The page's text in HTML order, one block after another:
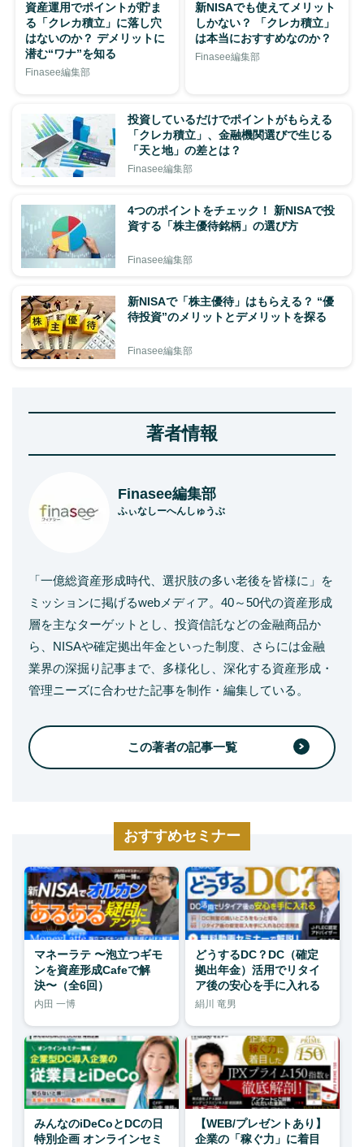
資産運用でポイントが貯ま
る「クレカ積立」に落し穴
はないのか？ デメリットに
潜む“ワナ”を知る
Finasee編集部
新NISAでも使えてメリット
しかない？ 「クレカ積立」
は本当におすすめなのか？
Finasee編集部
投資しているだけでポイントがもらえる
「クレカ積立」、金融機関選びで生じる
「天と地」の差とは？
Finasee編集部
4つのポイントをチェック！ 新NISAで投
資する「株主優待銘柄」の選び方
Finasee編集部
新NISAで「株主優待」はもらえる？ “優
待投資”のメリットとデメリットを探る
Finasee編集部
著者情報
Finasee編集部
ふぃなしーへんしゅうぶ
「一億総資産形成時代、選択肢の多い老後を皆様に」を
ミッションに掲げるwebメディア。40～50代の資産形成
層を主なターゲットとし、投資信託などの金融商品か
ら、NISAや確定拠出年金といった制度、さらには金融
業界の深掘り記事まで、多様化し、深化する資産形成・
管理ニーズに合わせた記事を制作・編集している。
この著者の記事一覧
おすすめセミナー
マネーラテ 〜泡立つギモ
ンを資産形成Cafeで解
決〜（全6回）
内田 一博
どうするDC？DC（確定
拠出年金）活用でリタイ
ア後の安心を手に入れる
絹川 竜男
みんなのiDeCoとDCの日
特別企画 オンラインセミ
【WEB/プレゼントあり】
企業の「稼ぐ力」に着目